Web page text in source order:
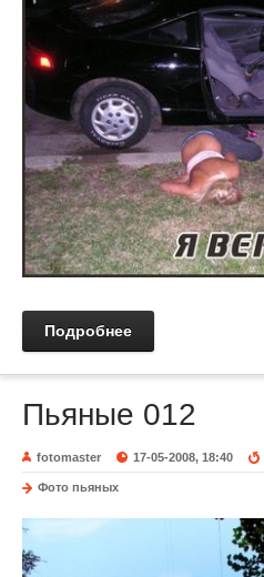
Подробнее
Пьяные 012
fotomaster 17-05-2008, 18:40
Фото пьяных